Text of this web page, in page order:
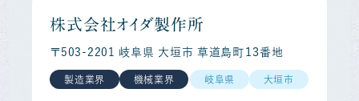
株式会社オイダ製作所
〒503-2201 岐阜県 大垣市 草道島町１３番地
製造業界 機械業界 岐阜県 大垣市